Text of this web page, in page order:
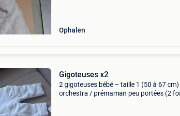
Ophalen
Gigoteuses x2
2 gigoteuses bébé – taille 1 (50 à 67
orchestra / prémaman peu portées (2